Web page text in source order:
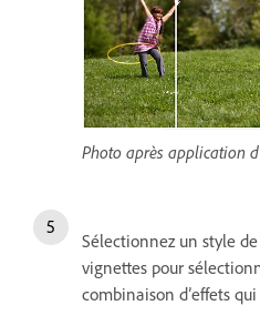
Photo après application
Sélectionnez un style
vignettes pour
combinaison d’effets